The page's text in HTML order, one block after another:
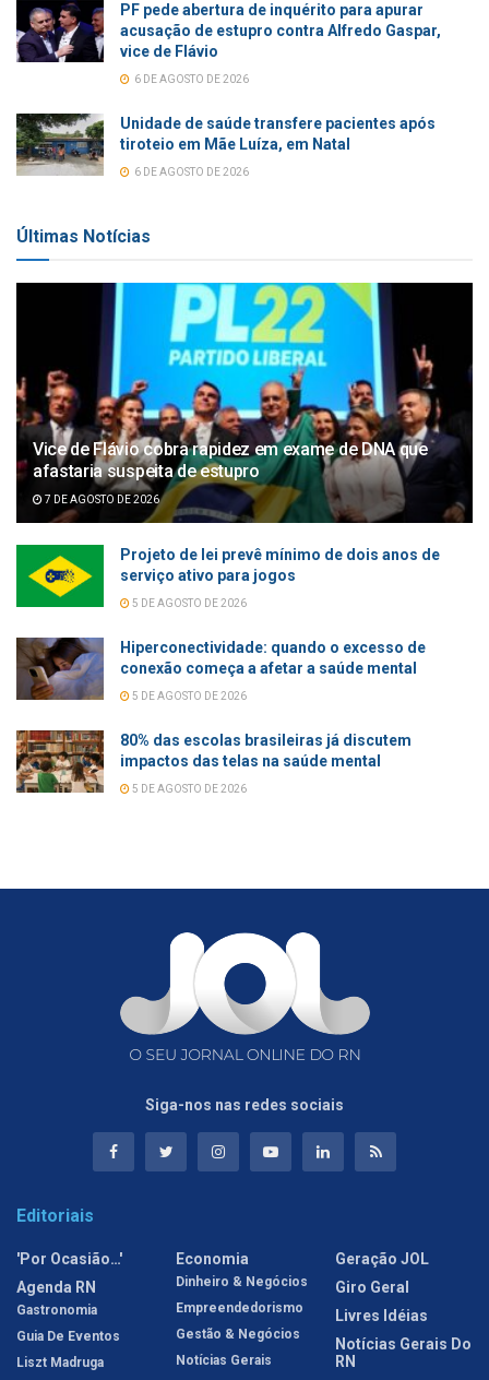
PF pede abertura de inquérito para apurar
acusação de estupro contra Alfredo Gaspar,
vice de Flávio
6 DE AGOSTO DE 2026
Unidade de saúde transfere pacientes após
tiroteio em Mãe Luíza, em Natal
6 DE AGOSTO DE 2026
Últimas Notícias
Vice de Flávio cobra rapidez em exame de DNA que
afastaria suspeita de estupro
7 DE AGOSTO DE 2026
Projeto de lei prevê mínimo de dois anos de
serviço ativo para jogos
5 DE AGOSTO DE 2026
Hiperconectividade: quando o excesso de
conexão começa a afetar a saúde mental
5 DE AGOSTO DE 2026
80% das escolas brasileiras já discutem
impactos das telas na saúde mental
5 DE AGOSTO DE 2026
Siga-nos nas redes sociais
Editoriais
'Por Ocasião…'
Agenda RN
Gastronomia
Guia De Eventos
Liszt Madruga
Economia
Dinheiro & Negócios
Empreendedorismo
Gestão & Negócios
Notícias Gerais
Geração JOL
Giro Geral
Livres Idéias
Notícias Gerais Do
RN